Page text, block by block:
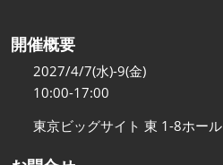
開催概要
2027/4/7(水)-9(金)
10:00-17:00
東京ビッグサイト 東 1-8ホール